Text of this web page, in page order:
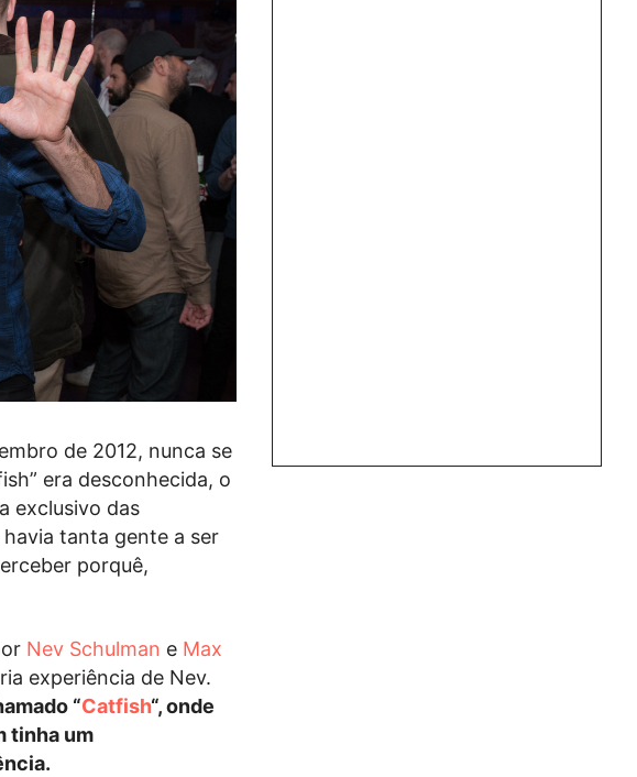
de 2012, nunca se
era desconhecida, o
exclusivo das
tanta gente a ser
porquê,
Nev Schulman e Max
experiência de Nev.
“Catfish“, onde
tinha um